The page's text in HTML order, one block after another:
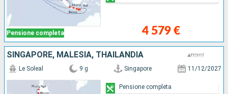
Pensione completa 4 579 €
SINGAPORE, MALESIA, THAILANDIA
Le Soleal 9 g Singapore 11/12/2027
Pensione completa